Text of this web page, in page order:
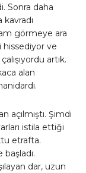
Sonra daha
kavradı
görmeye ara
hissediyor ve
artık.
alan
açılmıştı. Şimdi
istila ettiği
etrafta.
dar, uzun